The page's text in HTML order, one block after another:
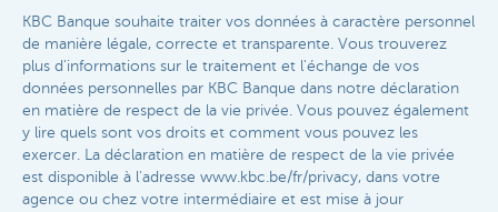
KBC Banque souhaite traiter vos données à caractère personnel
de manière légale, correcte et transparente. Vous trouverez
plus d'informations sur le traitement et l'échange de vos
données personnelles par KBC Banque dans notre déclaration
en matière de respect de la vie privée. Vous pouvez également
y lire quels sont vos droits et comment vous pouvez les
exercer. La déclaration en matière de respect de la vie privée
est disponible à l'adresse www.kbc.be/fr/privacy, dans votre
agence ou chez votre intermédiaire et est mise à jour